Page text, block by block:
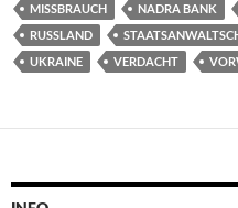
MISSBRAUCH
NADRA BANK
RUSSLAND
UKRAINE
VERDACHT